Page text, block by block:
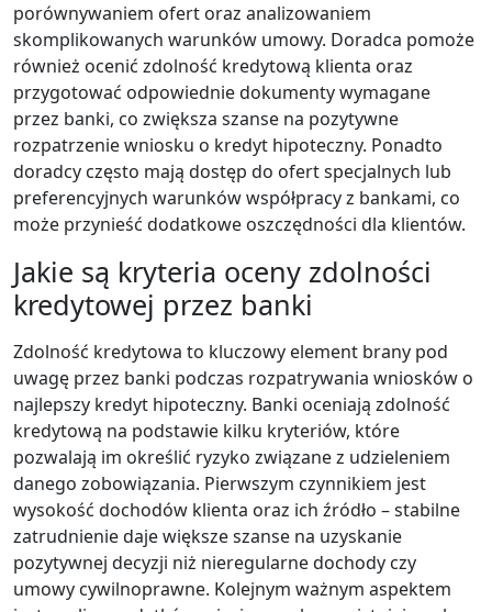
porównywaniem ofert oraz analizowaniem
skomplikowanych warunków umowy. Doradca pomoże
również ocenić zdolność kredytową klienta oraz
przygotować odpowiednie dokumenty wymagane
przez banki, co zwiększa szanse na pozytywne
rozpatrzenie wniosku o kredyt hipoteczny. Ponadto
doradcy często mają dostęp do ofert specjalnych lub
preferencyjnych warunków współpracy z bankami, co
może przynieść dodatkowe oszczędności dla klientów.
Jakie są kryteria oceny zdolności
kredytowej przez banki
Zdolność kredytowa to kluczowy element brany pod
uwagę przez banki podczas rozpatrywania wniosków o
najlepszy kredyt hipoteczny. Banki oceniają zdolność
kredytową na podstawie kilku kryteriów, które
pozwalają im określić ryzyko związane z udzieleniem
danego zobowiązania. Pierwszym czynnikiem jest
wysokość dochodów klienta oraz ich źródło – stabilne
zatrudnienie daje większe szanse na uzyskanie
pozytywnej decyzji niż nieregularne dochody czy
umowy cywilnoprawne. Kolejnym ważnym aspektem